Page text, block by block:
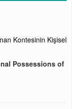
Kontesinin Kişisel
Possessions of